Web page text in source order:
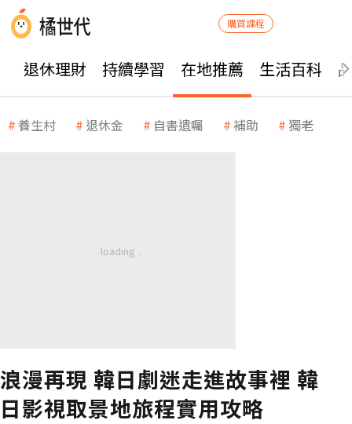
購買課程
退休理財 持續學習 在地推薦 生活百科
養生村 退休金 自書遺囑 補助 獨老
浪漫再現 韓日劇迷走進故事裡 韓
日影視取景地旅程實用攻略